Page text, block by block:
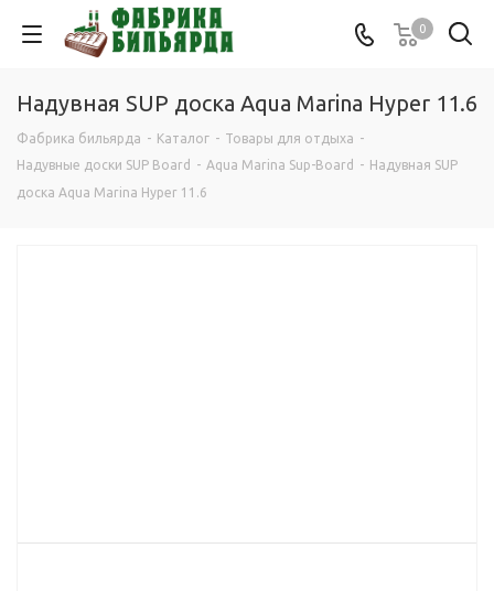
0
Надувная SUP дoска Aqua Marina Hyper 11.6
Фабрика бильярда - Каталог - Товары для отдыха -
Надувные доски SUP Board
- Aqua Marina Sup-Board - Надувная SUP
дoска Aqua Marina Hyper 11.6